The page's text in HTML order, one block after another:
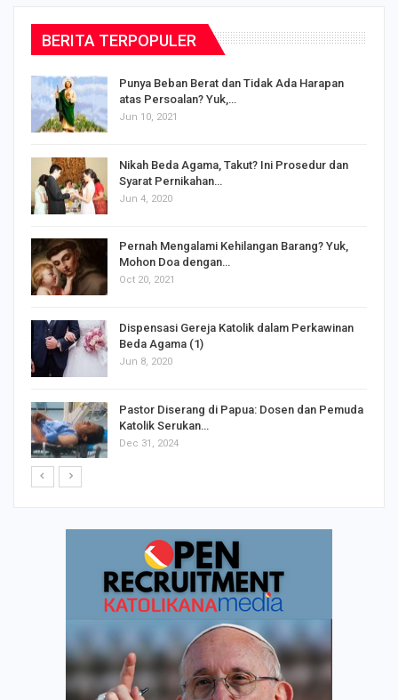
BERITA TERPOPULER
Punya Beban Berat dan Tidak Ada Harapan
atas Persoalan? Yuk,…
Jun 10, 2021
Nikah Beda Agama, Takut? Ini Prosedur dan
Syarat Pernikahan…
Jun 4, 2020
Pernah Mengalami Kehilangan Barang? Yuk,
Mohon Doa dengan…
Oct 20, 2021
Dispensasi Gereja Katolik dalam Perkawinan
Beda Agama (1)
Jun 8, 2020
Pastor Diserang di Papua: Dosen dan Pemuda
Katolik Serukan…
Dec 31, 2024